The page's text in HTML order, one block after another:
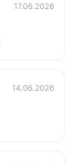
17.06.2026
14.06.2026